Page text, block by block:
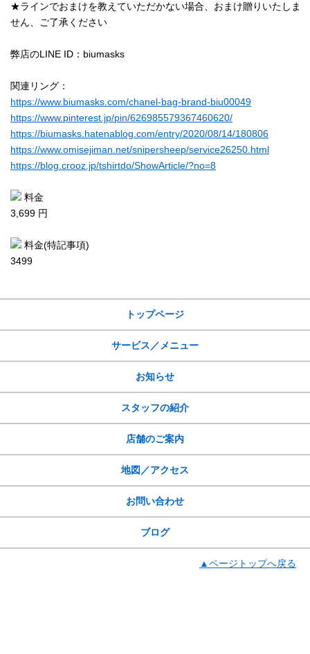
★ラインでおまけを教えていただかない場合、おまけ贈りいたしま
せん、ご了承ください
弊店のLINE ID：biumasks
関連リング：
https://www.biumasks.com/chanel-bag-brand-biu00049
https://www.pinterest.jp/pin/626985579367460620/
https://biumasks.hatenablog.com/entry/2020/08/14/180806
https://www.omisejiman.net/snipersheep/service26250.html
https://blog.crooz.jp/tshirtdo/ShowArticle/?no=8
料金
3,699 円
料金(特記事項)
3499
トップページ
サービス／メニュー
お知らせ
スタッフの紹介
店舗のご案内
地図／アクセス
お問い合わせ
ブログ
▲ページトップへ戻る